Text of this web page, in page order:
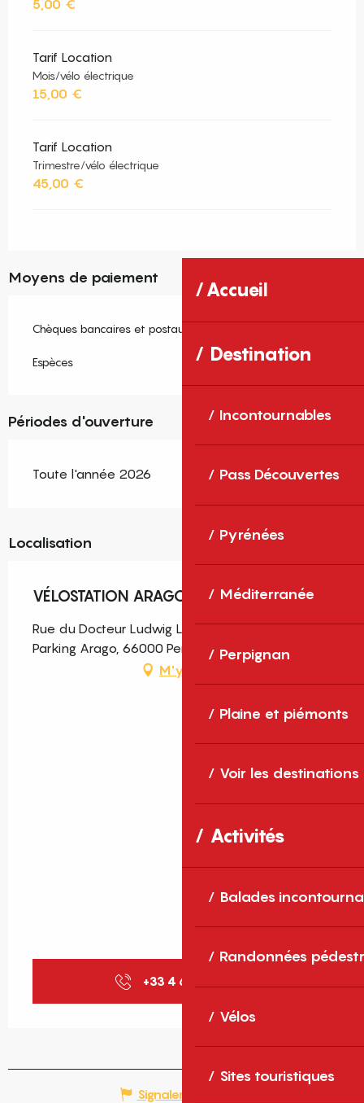
Accueil
Destination
Incontournables
Pass Découvertes
Pyrénées
Méditerranée
Perpignan
Plaine et piémonts
Voir les destinations
Activités
Balades
Randonnées
Vélos
Sites touristiques
5,00 €
Tarif Location
Mois/vélo électrique
15,00 €
Tarif Location
Trimestre/vélo électrique
45,00 €
Moyens de paiement
Chèques bancaires et postaux
Espèces
Périodes d'ouverture
Toute l'année 2026
Localisation
VÉLOSTATION ARAGO
Rue du Docteur Ludwig Lazarus Zamenhof -1 du
Parking Arago, 66000 Perpignan
M'y rendre
+33 4 68 35 45
Signaler une erreur